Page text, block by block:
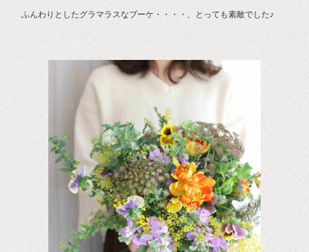
ふんわりとしたグラマラスなブーケ・・・・、とっても素敵でした♪